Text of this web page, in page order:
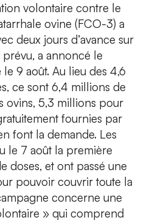
volontaire contre le
ovine (FCO-3) a
deux jours d’avance sur
a annoncé le
9 août. Au lieu des 4,6
ce sont 6,4 millions de
ovins, 5,3 millions pour
fournies par
font la demande. Les
le 7 août la première
doses, et ont passé une
pouvoir couvrir toute la
concerne une
» qui comprend